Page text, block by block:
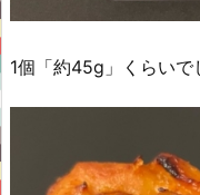
1個「約45g」くらいで